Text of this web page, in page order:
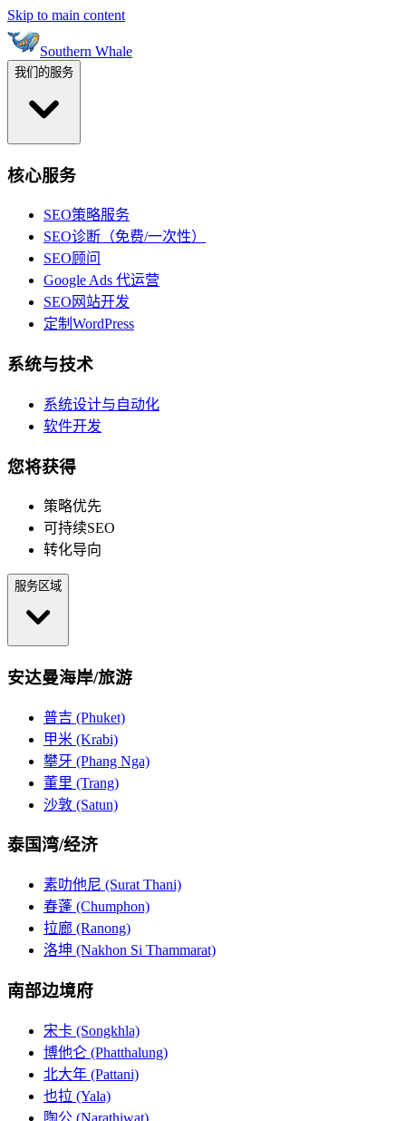
Skip to main content
Southern Whale
我们的服务
核心服务
SEO策略服务
SEO诊断（免费/一次性）
SEO顾问
Google Ads 代运营
SEO网站开发
定制WordPress
系统与技术
系统设计与自动化
软件开发
您将获得
策略优先
可持续SEO
转化导向
服务区域
安达曼海岸/旅游
普吉 (Phuket)
甲米 (Krabi)
攀牙 (Phang Nga)
董里 (Trang)
沙敦 (Satun)
泰国湾/经济
素叻他尼 (Surat Thani)
春蓬 (Chumphon)
拉廊 (Ranong)
洛坤 (Nakhon Si Thammarat)
南部边境府
宋卡 (Songkhla)
博他仑 (Phatthalung)
北大年 (Pattani)
也拉 (Yala)
陶公 (Narathiwat)